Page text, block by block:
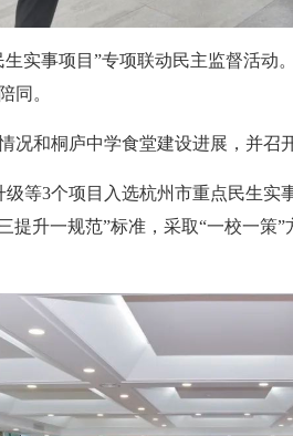
实事项目”专项联动民主监督活
同。
和桐庐中学食堂建设进展，并召
等3个项目入选杭州市重点民生
升一规范”标准，采取“一校一